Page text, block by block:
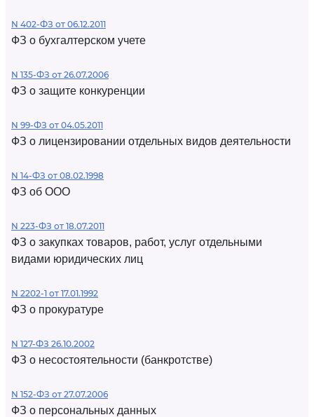
N 402-ФЗ от 06.12.2011
ФЗ о бухгалтерском учете
N 135-ФЗ от 26.07.2006
ФЗ о защите конкуренции
N 99-ФЗ от 04.05.2011
ФЗ о лицензировании отдельных видов деятельности
N 14-ФЗ от 08.02.1998
ФЗ об ООО
N 223-ФЗ от 18.07.2011
ФЗ о закупках товаров, работ, услуг отдельными
видами юридических лиц
N 2202-1 от 17.01.1992
ФЗ о прокуратуре
N 127-ФЗ 26.10.2002
ФЗ о несостоятельности (банкротстве)
N 152-ФЗ от 27.07.2006
ФЗ о персональных данных